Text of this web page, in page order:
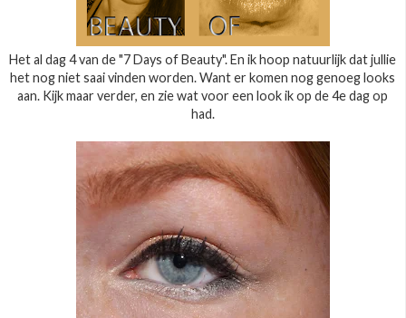
Het al dag 4 van de "7 Days of Beauty". En ik hoop natuurlijk dat jullie
het nog niet saai vinden worden. Want er komen nog genoeg looks
aan. Kijk maar verder, en zie wat voor een look ik op de 4e dag op
had.